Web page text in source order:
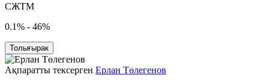
СЖТМ
0.1% - 46%
Толығырак
Ақпаратты тексерген Ерлан Төлегенов